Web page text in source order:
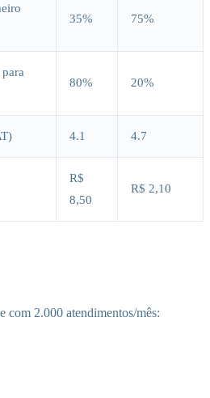
35% 75%
80% 20%
4.1 4.7
R$
8,50
R$ 2,10
com 2.000 atendimentos/mês: